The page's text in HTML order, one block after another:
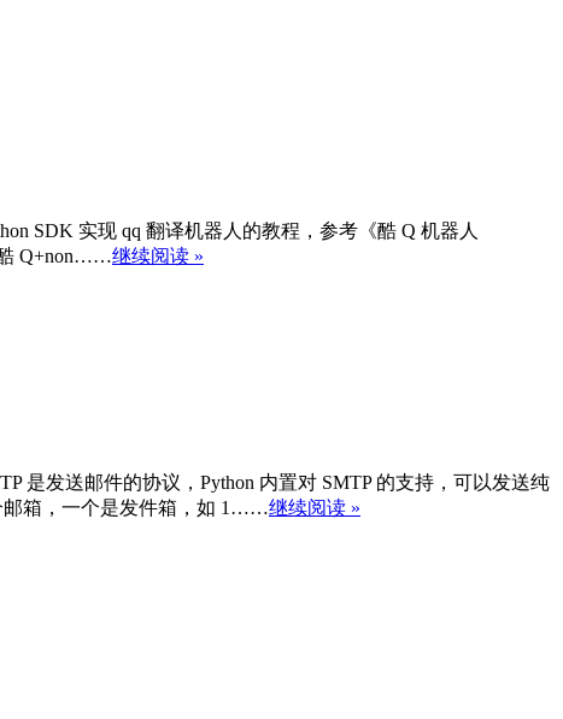
SDK 实现 qq 翻译机器人的教程，参考《酷 Q 机器人
酷 Q+non……继续阅读 »
是发送邮件的协议，Python 内置对 SMTP 的支持，可以发送纯
邮箱，一个是发件箱，如 1……继续阅读 »